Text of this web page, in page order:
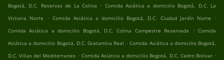
Bogotá, D.C. Reservas de La Colina . Comida Asiática a domicilio Bogotá, D.C. La
Victoria Norte
. Comida Asiática a domicilio Bogotá, D.C. Ciudad Jardín Norte
.
Comida Asiática a domicilio Bogotá, D.C. Colina Campestre Reservada
. Comida
Asiática a domicilio Bogotá, D.C. Gratamira Real . Comida Asiática a domicilio Bogotá,
D.C. Villas del Mediterraneo . Comida Asiática a domicilio Bogotá, D.C. Cedro Bolivar .